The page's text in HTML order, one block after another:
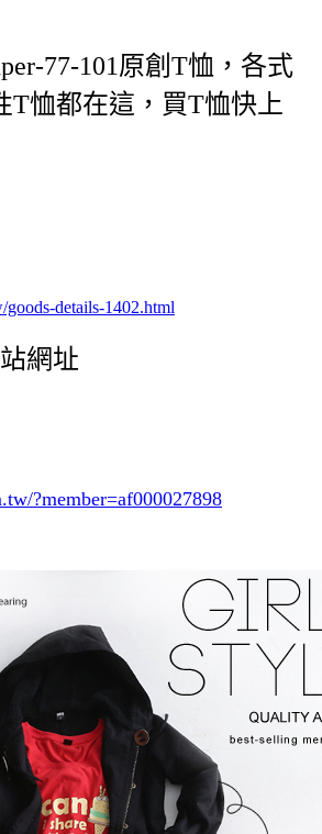
77-101原創T恤，各式
T恤都在這，買T恤快上
details-1402.html
網址
?member=af000027898